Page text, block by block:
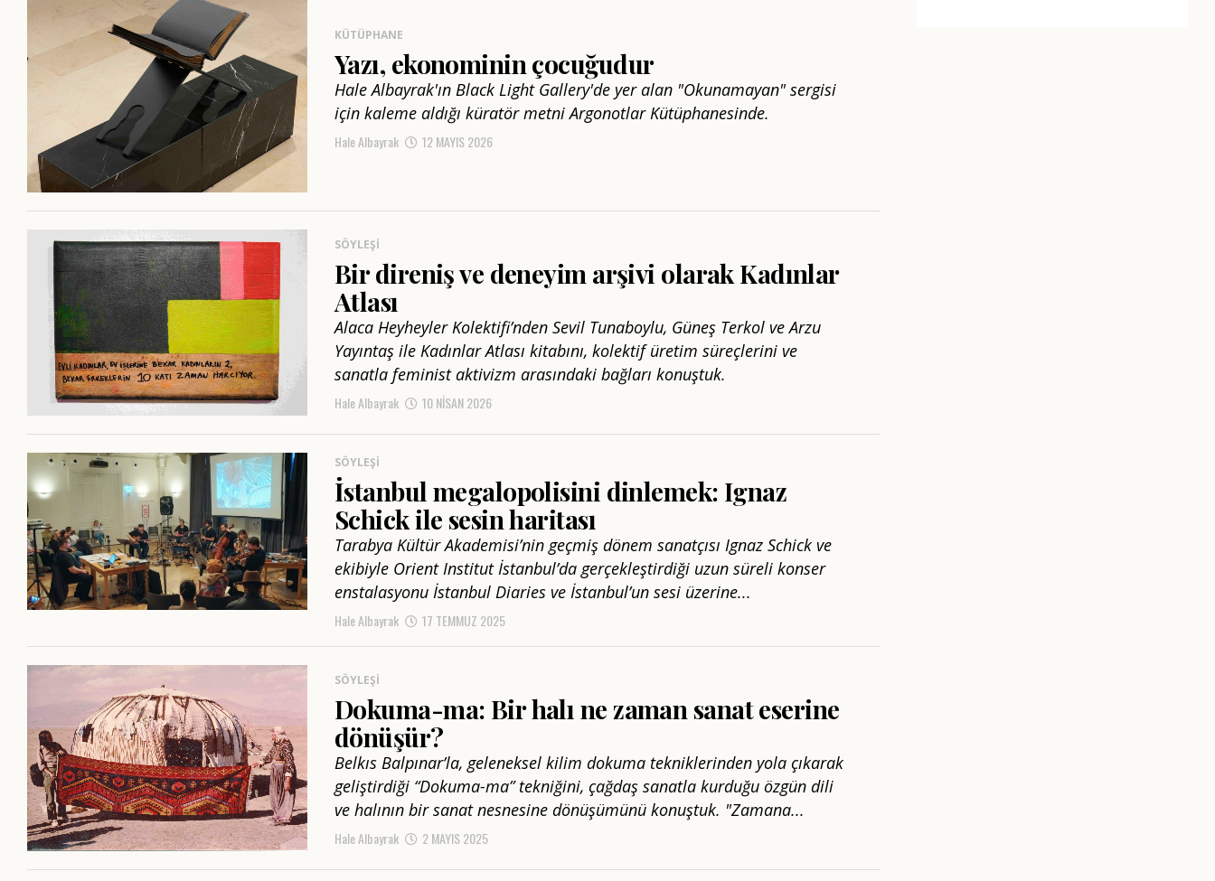
KÜTÜPHANE
Yazı, ekonominin çocuğudur
Hale Albayrak'ın Black Light Gallery'de yer alan "Okunamayan" sergisi
için kaleme aldığı küratör metni Argonotlar Kütüphanesinde.
Hale Albayrak 12 MAYIS 2026
SÖYLEŞI
Bir direniş ve deneyim arşivi olarak Kadınlar
Atlası
Alaca Heyheyler Kolektifi’nden Sevil Tunaboylu, Güneş Terkol ve Arzu
Yayıntaş ile Kadınlar Atlası kitabını, kolektif üretim süreçlerini ve
sanatla feminist aktivizm arasındaki bağları konuştuk.
Hale Albayrak 10 NISAN 2026
SÖYLEŞI
İstanbul megalopolisini dinlemek: Ignaz
Schick ile sesin haritası
Tarabya Kültür Akademisi’nin geçmiş dönem sanatçısı Ignaz Schick ve
ekibiyle Orient Institut İstanbul’da gerçekleştirdiği uzun süreli konser
enstalasyonu İstanbul Diaries ve İstanbul’un sesi üzerine...
Hale Albayrak 17 TEMMUZ 2025
SÖYLEŞI
Dokuma-ma: Bir halı ne zaman sanat eserine
dönüşür?
Belkıs Balpınar’la, geleneksel kilim dokuma tekniklerinden yola çıkarak
geliştirdiği “Dokuma-ma” tekniğini, çağdaş sanatla kurduğu özgün dili
ve halının bir sanat nesnesine dönüşümünü konuştuk. "Zamana...
Hale Albayrak 2 MAYIS 2025